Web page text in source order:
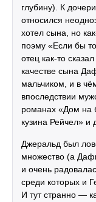
глубину). К
относился
хотел сына, но
поэму «Если бы
отец как-то
качестве сына
мальчиком, и в
впоследствии
романах «Дом на
кузина Рейчел» и
Джеральд был
множество (а
и очень
среди которых и
И тут странно —